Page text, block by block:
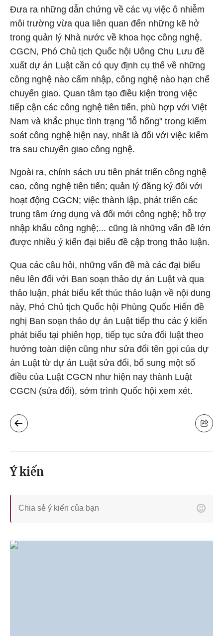
Đưa ra những dẫn chứng về các vụ việc ô nhiễm
môi trường vừa qua liên quan đến những kẽ hở
trong quản lý Nhà nước về khoa học công nghệ,
CGCN, Phó Chủ tịch Quốc hội Uông Chu Lưu đề
xuất dự án Luật cần có quy định cụ thể về những
công nghệ nào cấm nhập, công nghệ nào hạn chế
chuyển giao. Quan tâm tạo điều kiện trong việc
tiếp cận các công nghệ tiên tiến, phù hợp với Việt
Nam và khắc phục tình trạng "lỗ hổng" trong kiểm
soát công nghệ hiện nay, nhất là đối với việc kiểm
tra sau chuyển giao công nghệ.
Ngoài ra, chính sách ưu tiên phát triển công nghệ
cao, công nghệ tiên tiến; quản lý đăng ký đối với
hoạt động CGCN; việc thành lập, phát triển các
trung tâm ứng dụng và đổi mới công nghệ; hỗ trợ
nhập khẩu công nghệ;... cũng là những vấn đề lớn
được nhiều ý kiến đại biểu đề cập trong thảo luận.
Qua các câu hỏi, những vấn đề mà các đại biểu
nêu lên đối với Ban soạn thảo dự án Luật và qua
thảo luận, phát biểu kết thúc thảo luận về nội dung
này, Phó Chủ tịch Quốc hội Phùng Quốc Hiển đề
nghị Ban soạn thảo dự án Luật tiếp thu các ý kiến
phát biểu tại phiên họp, tiếp tục sửa đổi luật theo
hướng toàn diện cũng như sửa đổi tên gọi của dự
án Luật từ dự án Luật sửa đổi, bổ sung một số
điều của Luật CGCN như hiện nay thành Luật
CGCN (sửa đổi), sớm trình Quốc hội xem xét.
Ý kiến